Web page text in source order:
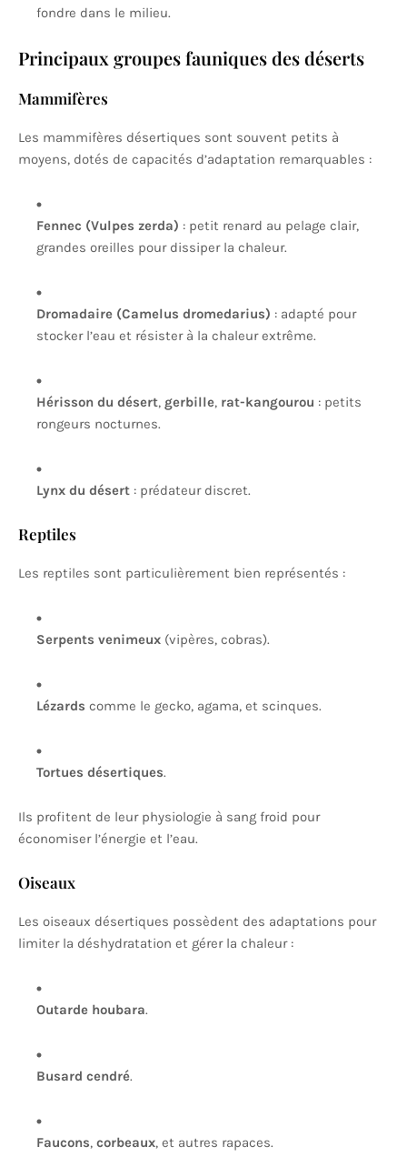
fondre dans le milieu.
Principaux groupes fauniques des déserts
Mammifères
Les mammifères désertiques sont souvent petits à
moyens, dotés de capacités d’adaptation remarquables :
Fennec (Vulpes zerda) : petit renard au pelage clair,
grandes oreilles pour dissiper la chaleur.
Dromadaire (Camelus dromedarius) : adapté pour
stocker l’eau et résister à la chaleur extrême.
Hérisson du désert, gerbille, rat-kangourou : petits
rongeurs nocturnes.
Lynx du désert : prédateur discret.
Reptiles
Les reptiles sont particulièrement bien représentés :
Serpents venimeux (vipères, cobras).
Lézards comme le gecko, agama, et scinques.
Tortues désertiques.
Ils profitent de leur physiologie à sang froid pour
économiser l’énergie et l’eau.
Oiseaux
Les oiseaux désertiques possèdent des adaptations pour
limiter la déshydratation et gérer la chaleur :
Outarde houbara.
Busard cendré.
Faucons, corbeaux, et autres rapaces.